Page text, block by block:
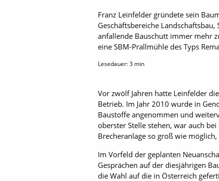
Franz Leinfelder gründete sein
Geschäftsbereiche Landschaftsbau,
anfallende Bauschutt immer mehr
eine SBM-Prallmühle des Typs
Lesedauer:3 min
Vor zwölf Jahren hatte Leinfelder
Betrieb. Im Jahr 2010 wurde in
Baustoffe angenommen und
oberster Stelle stehen, war auch
Brecheranlage so groß wie
Im Vorfeld der geplanten
Gesprächen auf der diesjährigen
die Wahl auf die in Österreich